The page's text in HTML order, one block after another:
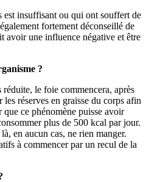
est insuffisant ou qui ont souffert de
fortement déconseillé de
avoir une influence négative et être
?
le foie commencera, après
réserves en graisse du corps afin
ce phénomène puisse avoir
plus de 500 kcal par jour.
en aucun cas, ne rien manger.
à commencer par un recul de la